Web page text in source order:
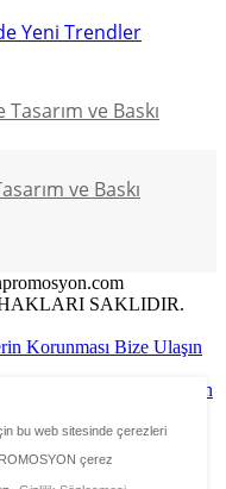
bu web sitesinde çerezleri
çerez
Yeni Trendler
ve Baskı
SAKLIDIR.
Korunması Bize Ulaşın
Ödeme Bildirimi Yapın